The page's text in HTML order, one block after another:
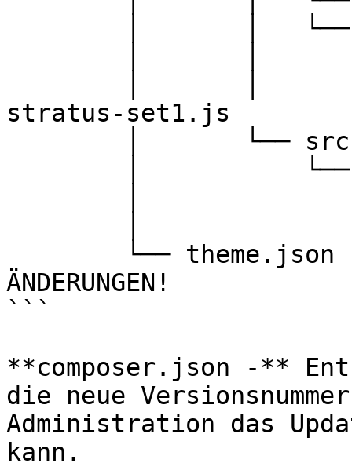
stratus-set1.js
ÄNDERUNGEN!
```
**composer.json -**
die neue
Administration das
kann.